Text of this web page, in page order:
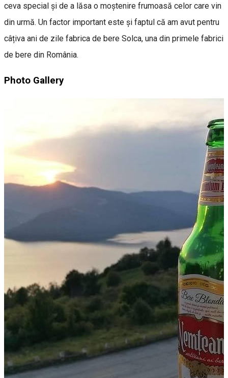
ceva special şi de a lăsa o moştenire frumoasă celor care vin
din urmă. Un factor important este și faptul că am avut pentru
câțiva ani de zile fabrica de bere Solca, una din primele fabrici
de bere din România.
Photo Gallery